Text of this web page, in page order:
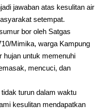
jawaban atas kesulitan air
setempat.
bor oleh Satgas
Mimika, warga Kampung
hujan untuk memenuhi
mencuci, dan
turun dalam waktu
kesulitan mendapatkan